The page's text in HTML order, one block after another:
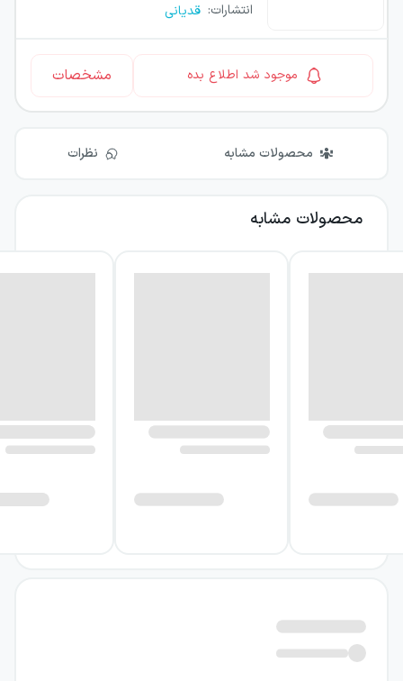
انتشارات: قدیانی
موجود شد اطلاع بده مشخصات
محصولات مشابه نظرات
محصولات مشابه